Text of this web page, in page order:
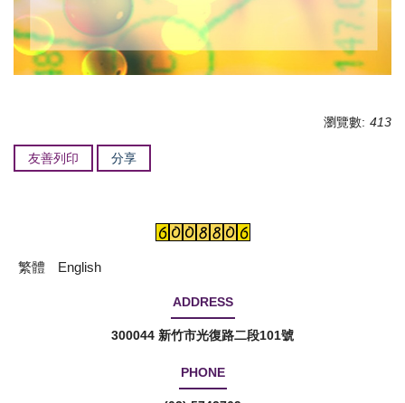
瀏覽數: 413
友善列印 分享
繁體 English
ADDRESS
300044 新竹市光復路二段101號
PHONE